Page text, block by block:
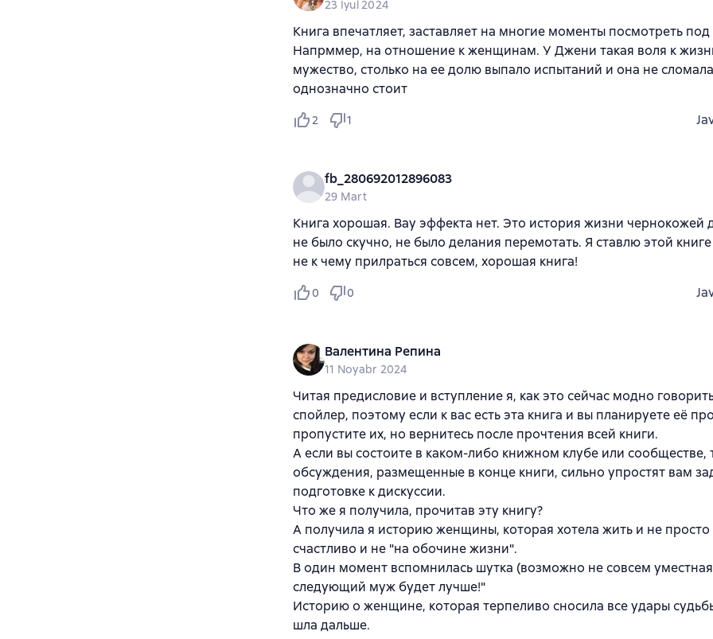
23 Iyul 2024
Книга впечатляет, заставляет на многие моменты посмотреть
Напрммер, на отношение к женщинам. У Джени такая воля к
мужество, столько на ее долю выпало испытаний и она не
однозначно стоит
2 1
fb_280692012896083
29 Mart
Книга хорошая. Вау эффекта нет. Это история жизни чернокожей
не было скучно, не было делания перемотать. Я ставлю этой
не к чему прилраться совсем, хорошая книга!
0 0
Валентина Репина
11 Noyabr 2024
Читая предисловие и вступление я, как это сейчас модно
спойлер, поэтому если к вас есть эта книга и вы планируете её
пропустите их, но вернитесь после прочтения всей книги.
А если вы состоите в каком-либо книжном клубе или сообществе,
обсуждения, размещенные в конце книги, сильно упростят вам
подготовке к дискуссии.
Что же я получила, прочитав эту книгу?
А получила я историю женщины, которая хотела жить и не просто
счастливо и не "на обочине жизни".
В один момент вспомнилась шутка (возможно не совсем
следующий муж будет лучше!"
Историю о женщине, которая терпеливо сносила все удары
шла дальше.